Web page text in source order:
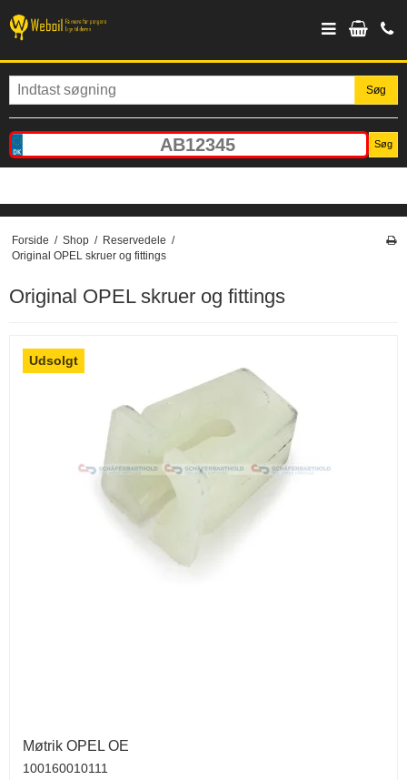
Søg
Søg
Forside / Shop / Reservedele /
Original OPEL skruer og fittings
Original OPEL skruer og fittings
Udsolgt
Møtrik OPEL OE
100160010111